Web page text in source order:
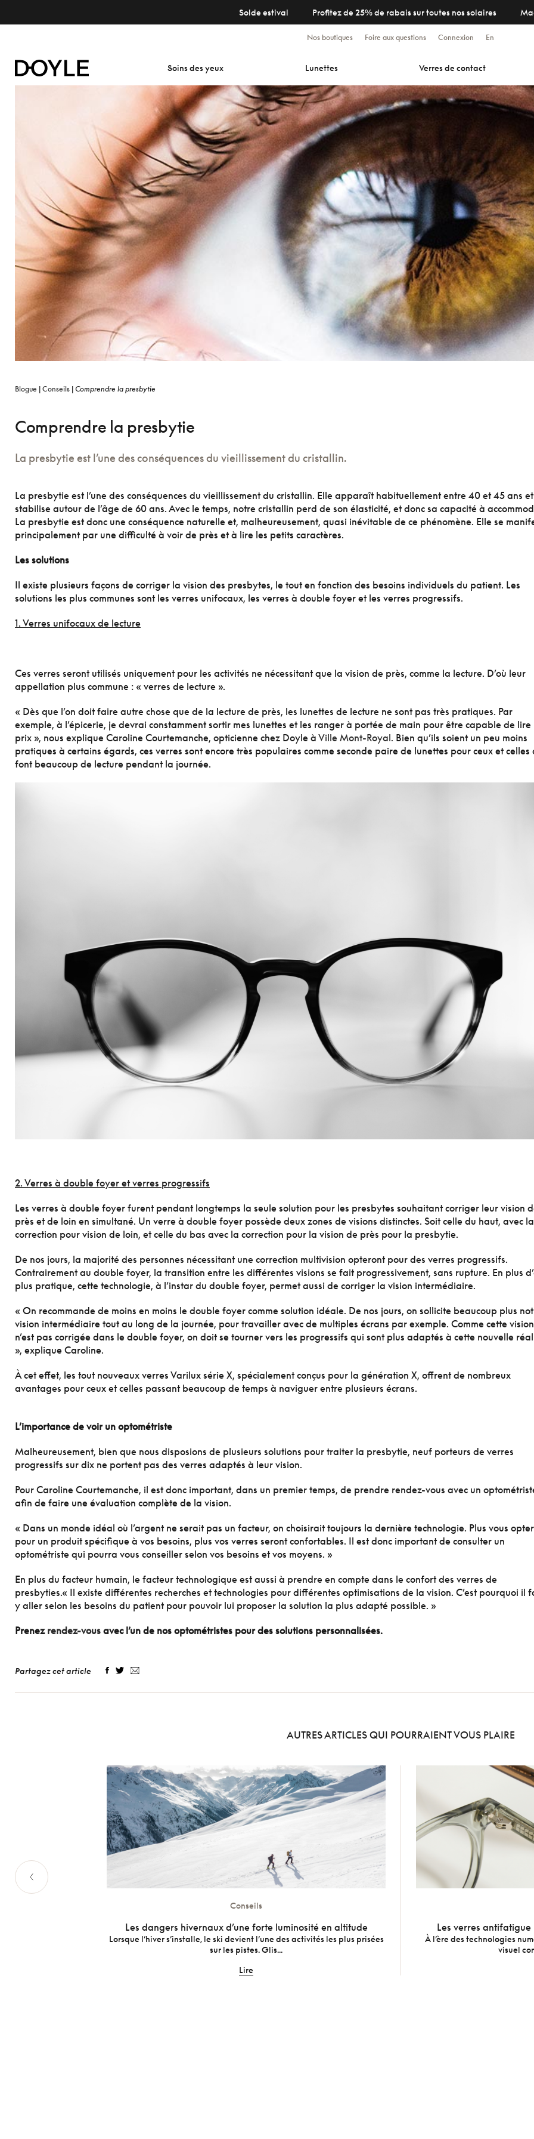
Solde estival Profitez de 25% de rabais sur toutes nos solaires
Nos boutiques Foire aux questions Connexion En
Soins des yeux Lunettes Verres de contact
Blogue | Conseils | Comprendre la presbytie
Comprendre la presbytie
La presbytie est l’une des conséquences du vieillissement du cristallin.
La presbytie est l’une des conséquences du vieillissement du cristallin. Elle apparaît habituellement entre 40 et 45 ans
stabilise autour de l’âge de 60 ans. Avec le temps, notre cristallin perd de son élasticité, et donc sa capacité à
La presbytie est donc une conséquence naturelle et, malheureusement, quasi inévitable de ce phénomène. Elle se
principalement par une difficulté à voir de près et à lire les petits caractères.
Les solutions
Il existe plusieurs façons de corriger la vision des presbytes, le tout en fonction des besoins individuels du patient. Les
solutions les plus communes sont les verres unifocaux, les verres à double foyer et les verres progressifs.
1. Verres unifocaux de lecture
Ces verres seront utilisés uniquement pour les activités ne nécessitant que la vision de près, comme la lecture. D’où leur
appellation plus commune : « verres de lecture ».
« Dès que l’on doit faire autre chose que de la lecture de près, les lunettes de lecture ne sont pas très pratiques. Par
exemple, à l’épicerie, je devrai constamment sortir mes lunettes et les ranger à portée de main pour être capable de lire
prix », nous explique Caroline Courtemanche, opticienne chez Doyle à Ville Mont-Royal. Bien qu’ils soient un peu moins
pratiques à certains égards, ces verres sont encore très populaires comme seconde paire de lunettes pour ceux et celles
font beaucoup de lecture pendant la journée.
2. Verres à double foyer et verres progressifs
Les verres à double foyer furent pendant longtemps la seule solution pour les presbytes souhaitant corriger leur vision
près et de loin en simultané. Un verre à double foyer possède deux zones de visions distinctes. Soit celle du haut, avec la
correction pour vision de loin, et celle du bas avec la correction pour la vision de près pour la presbytie.
De nos jours, la majorité des personnes nécessitant une correction multivision opteront pour des verres progressifs.
Contrairement au double foyer, la transition entre les différentes visions se fait progressivement, sans rupture. En plus
plus pratique, cette technologie, à l’instar du double foyer, permet aussi de corriger la vision intermédiaire.
« On recommande de moins en moins le double foyer comme solution idéale. De nos jours, on sollicite beaucoup plus
vision intermédiaire tout au long de la journée, pour travailler avec de multiples écrans par exemple. Comme cette vision
n’est pas corrigée dans le double foyer, on doit se tourner vers les progressifs qui sont plus adaptés à cette nouvelle
», explique Caroline.
À cet effet, les tout nouveaux verres Varilux série X, spécialement conçus pour la génération X, offrent de nombreux
avantages pour ceux et celles passant beaucoup de temps à naviguer entre plusieurs écrans.
L’importance de voir un optométriste
Malheureusement, bien que nous disposions de plusieurs solutions pour traiter la presbytie, neuf porteurs de verres
progressifs sur dix ne portent pas des verres adaptés à leur vision.
Pour Caroline Courtemanche, il est donc important, dans un premier temps, de prendre rendez-vous avec un
afin de faire une évaluation complète de la vision.
« Dans un monde idéal où l’argent ne serait pas un facteur, on choisirait toujours la dernière technologie. Plus vous
pour un produit spécifique à vos besoins, plus vos verres seront confortables. Il est donc important de consulter un
optométriste qui pourra vous conseiller selon vos besoins et vos moyens. »
En plus du facteur humain, le facteur technologique est aussi à prendre en compte dans le confort des verres de
presbyties.« Il existe différentes recherches et technologies pour différentes optimisations de la vision. C’est pourquoi il
y aller selon les besoins du patient pour pouvoir lui proposer la solution la plus adapté possible. »
Prenez rendez-vous avec l’un de nos optométristes pour des solutions personnalisées.
Partagez cet article
AUTRES ARTICLES QUI POURRAIENT VOUS PLAIRE
Conseils
Les dangers hivernaux d’une forte luminosité en altitude
Lorsque l’hiver s’installe, le ski devient l’une des activités les plus prisées
sur les pistes. Glis...
Lire
Les verres
À l’ère des technologies
visuel